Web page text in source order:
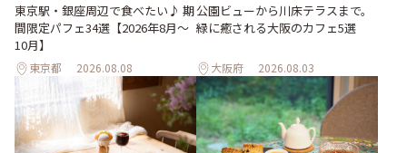
東京駅・銀座周辺で食べたい♪ 期
間限定パフェ34選【2026年8月～
10月】
東京都 2026.08.08
公園ビューから川床テラスまで。
緑に癒される大阪のカフェ5選
大阪府 2026.08.03